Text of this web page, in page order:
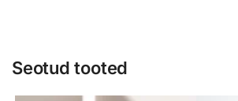
Seotud tooted